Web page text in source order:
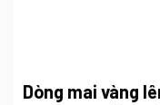
Dòng mai vàng